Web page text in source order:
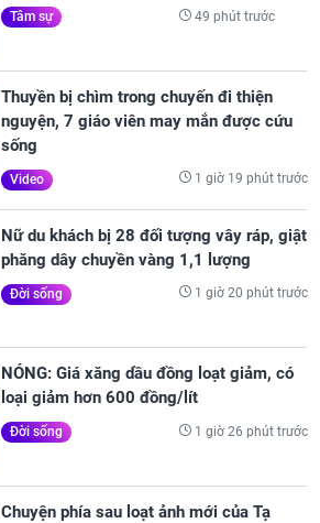
Tâm sự 49 phút trước
Thuyền bị chìm trong chuyến đi thiện
nguyện, 7 giáo viên may mắn được cứu
sống
Video 1 giờ 19 phút trước
Nữ du khách bị 28 đối tượng vây ráp, giật
phăng dây chuyền vàng 1,1 lượng
Đời sống 1 giờ 20 phút trước
NÓNG: Giá xăng dầu đồng loạt giảm, có
loại giảm hơn 600 đồng/lít
Đời sống 1 giờ 26 phút trước
Chuyện phía sau loạt ảnh mới của Tạ